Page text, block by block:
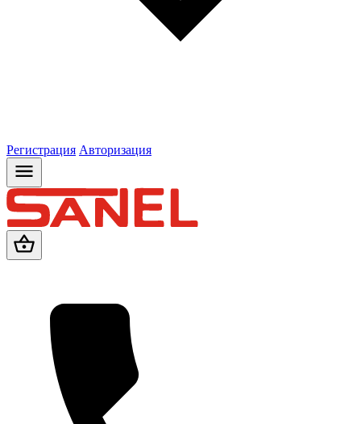
Регистрация Авторизация